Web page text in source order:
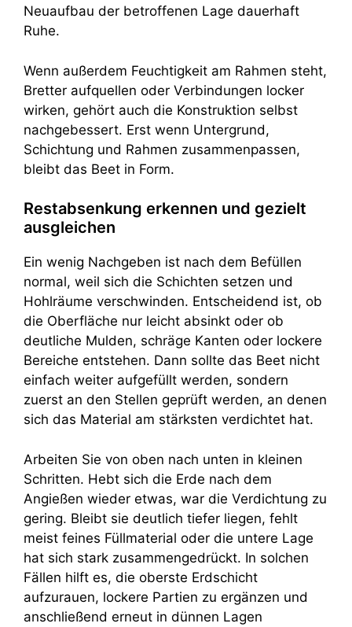
Neuaufbau der betroffenen Lage dauerhaft
Ruhe.
Wenn außerdem Feuchtigkeit am Rahmen steht,
Bretter aufquellen oder Verbindungen locker
wirken, gehört auch die Konstruktion selbst
nachgebessert. Erst wenn Untergrund,
Schichtung und Rahmen zusammenpassen,
bleibt das Beet in Form.
Restabsenkung erkennen und gezielt
ausgleichen
Ein wenig Nachgeben ist nach dem Befüllen
normal, weil sich die Schichten setzen und
Hohlräume verschwinden. Entscheidend ist, ob
die Oberfläche nur leicht absinkt oder ob
deutliche Mulden, schräge Kanten oder lockere
Bereiche entstehen. Dann sollte das Beet nicht
einfach weiter aufgefüllt werden, sondern
zuerst an den Stellen geprüft werden, an denen
sich das Material am stärksten verdichtet hat.
Arbeiten Sie von oben nach unten in kleinen
Schritten. Hebt sich die Erde nach dem
Angießen wieder etwas, war die Verdichtung zu
gering. Bleibt sie deutlich tiefer liegen, fehlt
meist feines Füllmaterial oder die untere Lage
hat sich stark zusammengedrückt. In solchen
Fällen hilft es, die oberste Erdschicht
aufzurauen, lockere Partien zu ergänzen und
anschließend erneut in dünnen Lagen